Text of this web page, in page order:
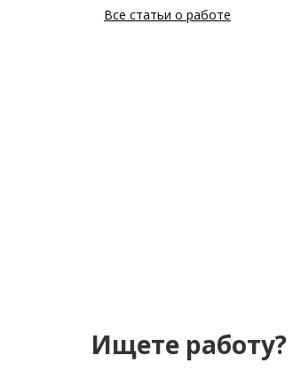
Все статьи о работе
Ищете работу?